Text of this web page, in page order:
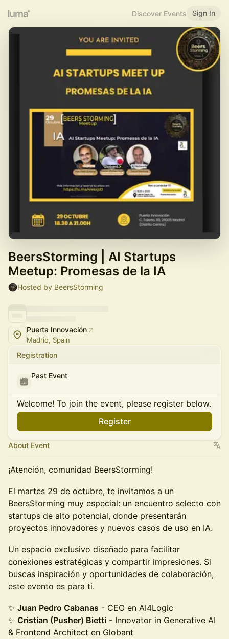
Discover Events Sign In
BeersStorming | AI Startups
Meetup: Promesas de la IA
Hosted by BeersStorming
Puerta Innovación
Madrid, Spain
Registration
Past Event
Welcome! To join the event, please register below.
Register
About Event
¡Atención, comunidad BeersStorming!
El martes 29 de octubre, te invitamos a un
BeersStorming muy especial: un encuentro selecto con
startups de alto potencial, donde presentarán
proyectos innovadores y nuevos casos de uso en IA.
Un espacio exclusivo diseñado para facilitar
conexiones estratégicas y compartir impresiones. Si
buscas inspiración y oportunidades de colaboración,
este evento es para ti.
✨ Juan Pedro Cabanas - CEO en AI4Logic
✨ Cristian (Pusher) Bietti - Innovator in Generative AI
& Frontend Architect en Globant